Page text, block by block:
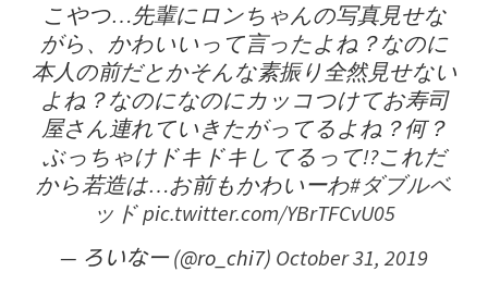
こやつ…先輩にロンちゃんの写真見せな
がら、かわいいって言ったよね？なのに
本人の前だとかそんな素振り全然見せない
よね？なのになのにカッコつけてお寿司
屋さん連れていきたがってるよね？何？
ぶっちゃけドキドキしてるって!?これだ
から若造は…お前もかわいーわ#ダブルベ
ッドpic.twitter.com/YBrTFCvU05
— ろいなー (@ro_chi7) October 31, 2019